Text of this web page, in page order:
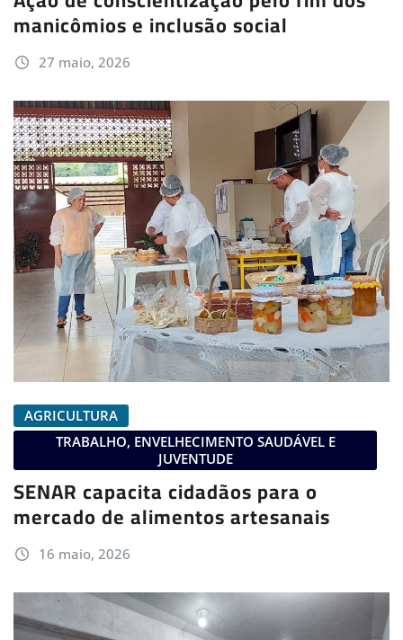
manicômios e inclusão social
27 maio, 2026
AGRICULTURA
TRABALHO, ENVELHECIMENTO SAUDÁVEL E
JUVENTUDE
SENAR capacita cidadãos para o
mercado de alimentos artesanais
16 maio, 2026